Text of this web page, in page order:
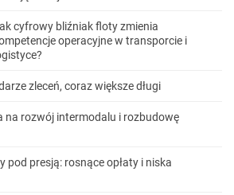
cyfrowy bliźniak floty zmienia
operacyjne w transporcie i
zleceń, coraz większe długi
na rozwój intermodalu i rozbudowę
pod presją: rosnące opłaty i niska